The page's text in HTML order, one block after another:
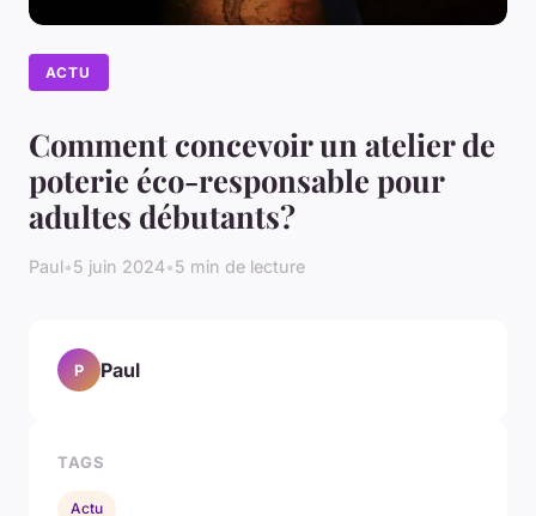
ACTU
Comment concevoir un atelier de
poterie éco-responsable pour
adultes débutants?
Paul•5 juin 2024•5 min de lecture
P Paul
TAGS
Actu